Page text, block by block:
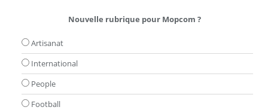
Nouvelle rubrique pour Mopcom ?
Artisanat
International
People
Football